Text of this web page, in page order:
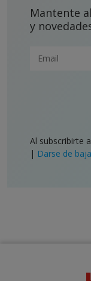
Mantente
y
Al subscribirte
| Darse de baja